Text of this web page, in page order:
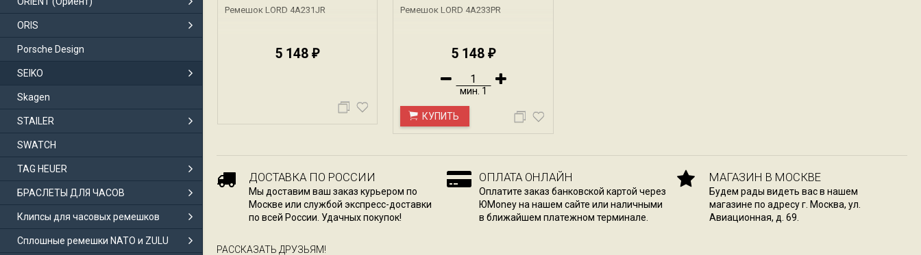
ORIS
Porsche Design
SEIKO
Skagen
STAILER
SWATCH
TAG HEUER
БРАСЛЕТЫ ДЛЯ ЧАСОВ
Клипсы для часовых ремешков
Сплошные ремешки NATO и ZULU
Ремешок LORD 4A231JR
5 148₽
Ремешок LORD 4A233PR
5 148₽
мин. 1
КУПИТЬ
ДОСТАВКА ПО РОССИИ
Мы доставим ваш заказ курьером по
Москве или службой экспресс-доставки
по всей России. Удачных покупок!
ОПЛАТА ОНЛАЙН
Оплатите заказ банковской картой через
ЮMoney на нашем сайте или наличными
в ближайшем платежном терминале.
МАГАЗИН В МОСКВЕ
Будем рады видеть вас в нашем
магазине по адресу г. Москва, ул.
Авиационная, д. 69.
РАССКАЗАТЬ ДРУЗЬЯМ!